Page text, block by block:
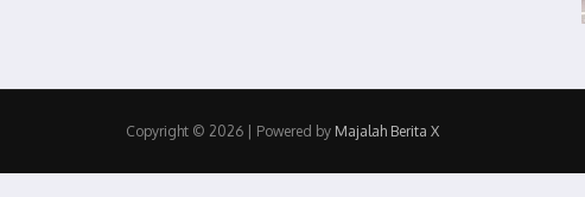
Copyright © 2026 | Powered by Majalah Berita X